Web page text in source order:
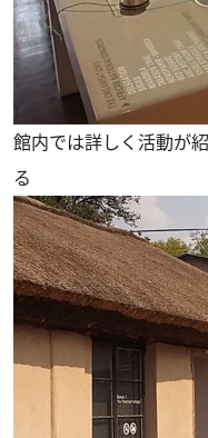
館内では詳しく活動が
る